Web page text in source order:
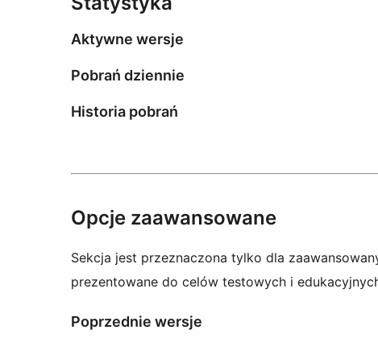
Aktywne wersje
Pobrań dziennie
Historia pobrań
Opcje zaawansowane
Sekcja jest przeznaczona tylko dla
prezentowane do celów testowych i
Poprzednie wersje